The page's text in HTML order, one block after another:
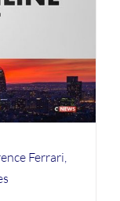
Ferrari,